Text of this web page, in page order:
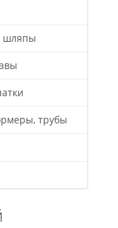
шляпы
трубы
7,5г)